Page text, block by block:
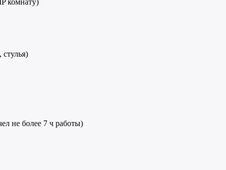
не более 7 ч работы)